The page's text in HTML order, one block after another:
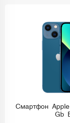
Смартфон
Gb